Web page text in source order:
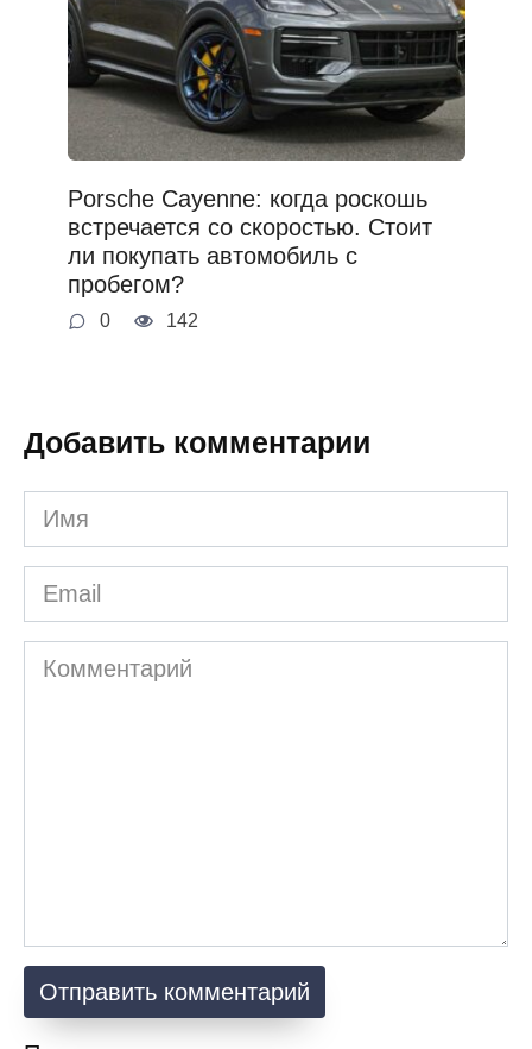
Porsche Cayenne: когда роскошь
встречается со скоростью. Стоит
ли покупать автомобиль с
пробегом?
0 142
Добавить комментарии
Имя
Email
Комментарий